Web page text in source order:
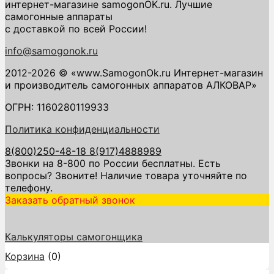
интернет-магазине samogonOK.ru. Лучшие
самогонные аппараты
с доставкой по всей России!
info@samogonok.ru
2012-2026 © «www.SamogonOk.ru Интернет-магазин
и производитель самогонных аппаратов АЛКОВАР»
ОГРН: 1160280119933
Политика конфиденциальности
8(800)250-48-18 8(917)4888989
Звонки на 8-800 по России бесплатны. Есть
вопросы? Звоните! Наличие товара уточняйте по
телефону.
Заказать обратный звонок
Калькуляторы самогонщика
Корзина (0)